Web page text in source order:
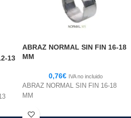
13
ABRAZ NORMAL SIN FIN 16-18
MM
0,76€ IVA no incluido
ABRAZ NORMAL SIN FIN 16-18
MM